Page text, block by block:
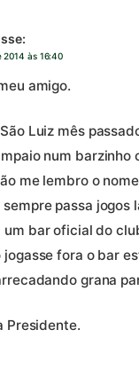
2014 às 16:40
amigo.
Luiz mês
num barzinho
me lembro o
passa jogos
um bar oficial do
jogasse fora o bar
grana
Presidente.